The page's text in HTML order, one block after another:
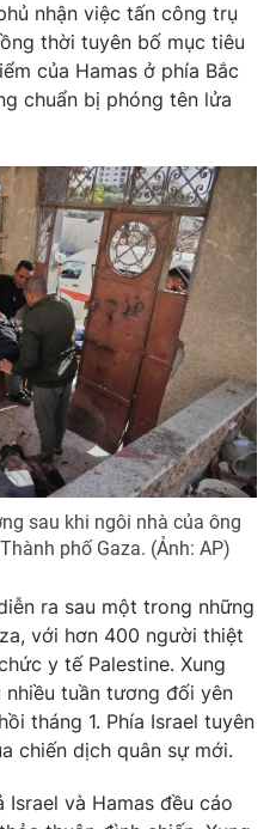
Podcast
Infographic
Shorts video
VTV Thể thao
Bất động sản
Tấm lòng Việt
Vươn mình bằng AI
VTV8
English
nhận việc tấn công trụ
thời tuyên bố mục tiêu
của Hamas ở phía Bắc
chuẩn bị phóng tên lửa
sau khi ngôi nhà của ông
phố Gaza. (Ảnh: AP)
ra sau một trong những
với hơn 400 người thiệt
y tế Palestine. Xung
tuần tương đối yên
tháng 1. Phía Israel tuyên
chiến dịch quân sự mới.
và Hamas đều cáo